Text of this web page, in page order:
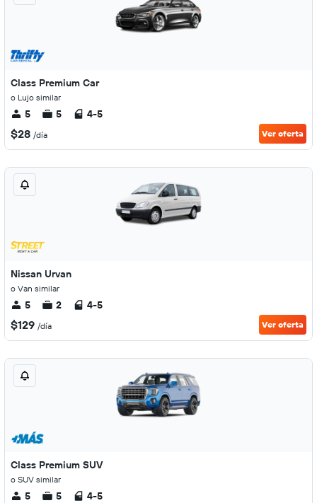
Class Premium Car
o Lujo similar
5 5 4-5
$28 /día Ver oferta
Nissan Urvan
o Van similar
5 2 4-5
$129 /día Ver oferta
Class Premium SUV
o SUV similar
5 5 4-5